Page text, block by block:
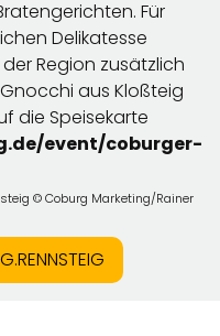
Für
Delikatesse
Region zusätzlich
aus Kloßteig
die Speisekarte
event/coburger-
© Coburg Marketing/Rainer